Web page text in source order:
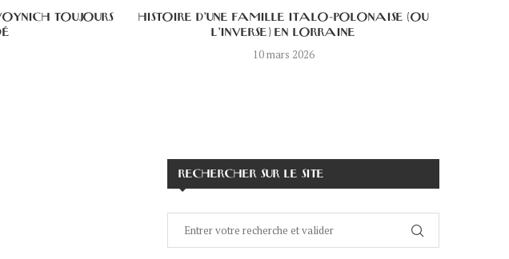
TOUJOURS
HISTOIRE D’UNE FAMILLE ITALO-POLONAISE (OU
L’INVERSE) EN LORRAINE
10 mars 2026
RECHERCHER SUR LE SITE